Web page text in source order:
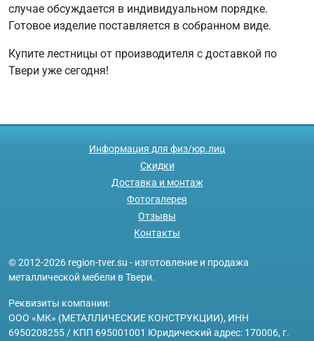
случае обсуждается в индивидуальном порядке.
Готовое изделие поставляется в собранном виде.
Купите лестницы от производителя с доставкой по
Твери уже сегодня!
Информация для физ/юр.лиц
Скидки
Доставка и монтаж
Фотогалерея
Отзывы
Контакты
© 2012-2026 region-tver.su - изготовление и продажа
металлической мебели в Твери.
Реквизиты компании:
ООО «МК» (МЕТАЛЛИЧЕСКИЕ КОНСТРУКЦИИ), ИНН
6950208255 / КПП 695001001 Юридический адрес: 170006, г.